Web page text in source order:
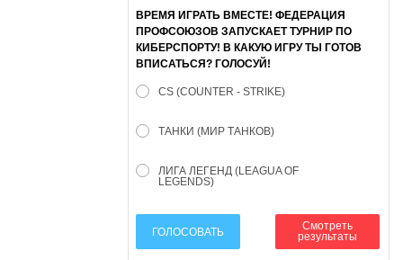
ВРЕМЯ ИГРАТЬ ВМЕСТЕ! ФЕДЕРАЦИЯ
ПРОФСОЮЗОВ ЗАПУСКАЕТ ТУРНИР ПО
КИБЕРСПОРТУ! В КАКУЮ ИГРУ ТЫ ГОТОВ
ВПИСАТЬСЯ? ГОЛОСУЙ!
CS (COUNTER - STRIKE)
ТАНКИ (МИР ТАНКОВ)
ЛИГА ЛЕГЕНД (LEAGUA OF
LEGENDS)
ГОЛОСОВАТЬ
Смотреть
результаты